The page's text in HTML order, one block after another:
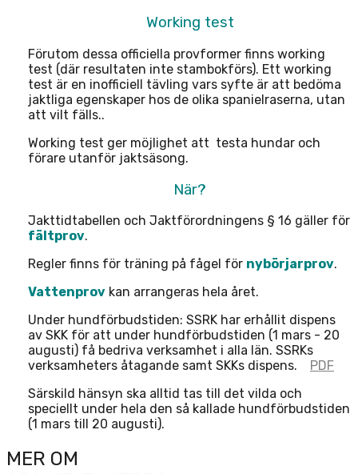
Working test
Förutom dessa officiella provformer finns working
test (där resultaten inte stambokförs). Ett working
test är en inofficiell tävling vars syfte är att bedöma
jaktliga egenskaper hos de olika spanielraserna, utan
att vilt fälls..
Working test ger möjlighet att testa hundar och
förare utanför jaktsäsong.
När?
Jakttidtabellen och Jaktförordningens § 16 gäller för
fältprov.
Regler finns för träning på fågel för nybörjarprov.
Vattenprov kan arrangeras hela året.
Under hundförbudstiden: SSRK har erhållit dispens
av SKK för att under hundförbudstiden (1 mars - 20
augusti) få bedriva verksamhet i alla län. SSRKs
verksamheters åtagande samt SKKs dispens.
PDF
Särskild hänsyn ska alltid tas till det vilda och
speciellt under hela den så kallade hundförbudstiden
(1 mars till 20 augusti).
MER OM